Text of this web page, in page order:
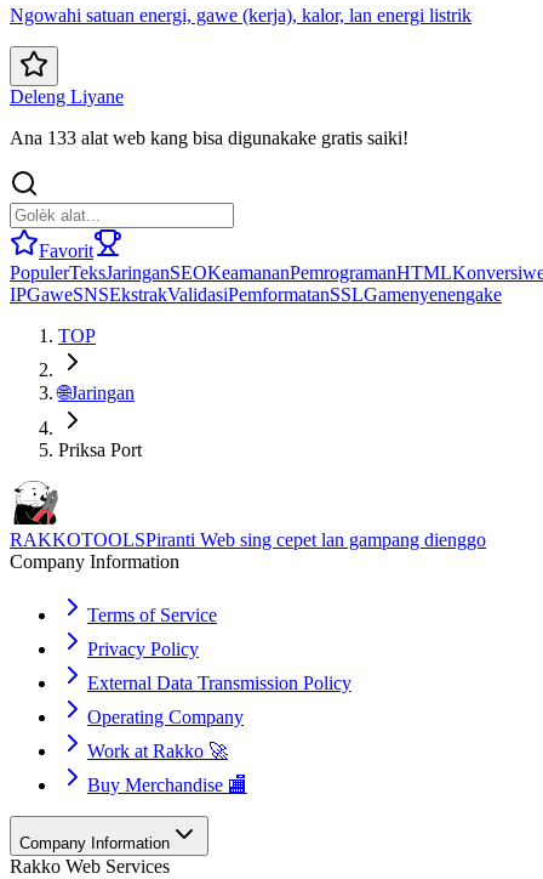
Ngowahi satuan energi, gawe (kerja), kalor, lan energi listrik
Deleng Liyane
Ana 133 alat web kang bisa digunakake gratis saiki!
Favorit
PopulerTeksJaringanSEOKeamananPemrogramanHTMLKonversi
IPGaweSNSEkstrakValidasiPemformatanSSLGamenyenengake
TOP
🌐Jaringan
Priksa Port
RAKKOTOOLSPiranti Web sing cepet lan gampang dienggo
Company Information
Terms of Service
Privacy Policy
External Data Transmission Policy
Operating Company
Work at Rakko 🚀
Buy Merchandise 🏬
Company Information
Rakko Web Services